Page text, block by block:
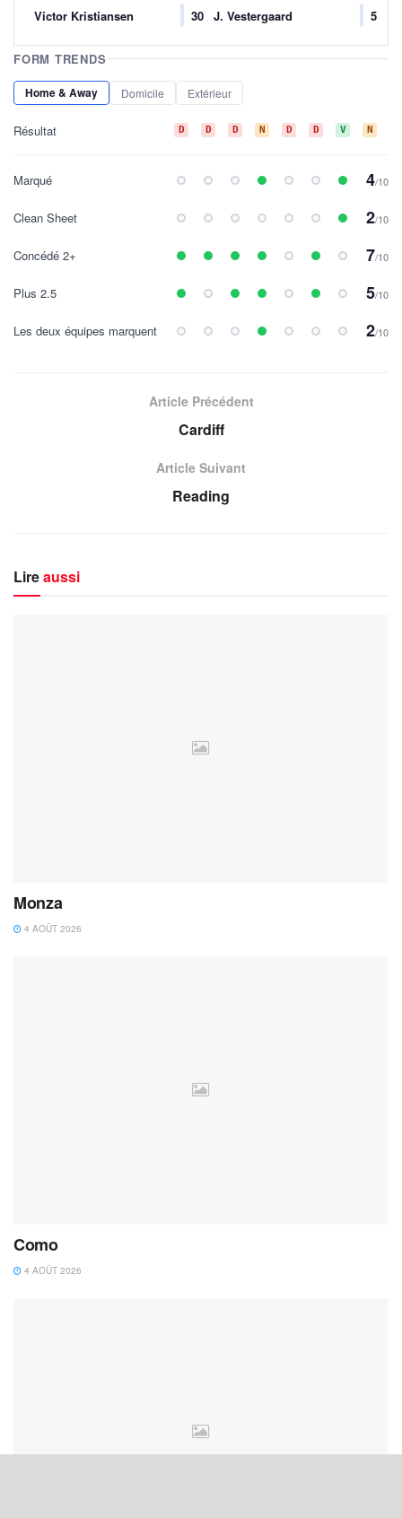
Victor Kristiansen
30 J. Vestergaard
5
FORM TRENDS
Home & Away Domicile Extérieur
Résultat D D D N D D V N
Marqué 4/10
Clean Sheet 2/10
Concédé 2+ 7/10
Plus 2.5 5/10
Les deux équipes marquent 2/10
Article Précédent
Cardiff
Article Suivant
Reading
Lireaussi
Monza
4 AOÛT 2026
Como
4 AOÛT 2026